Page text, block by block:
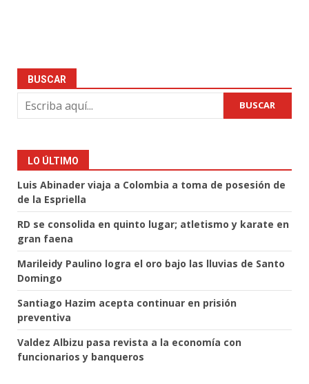
BUSCAR
BUSCAR
LO ÚLTIMO
Luis Abinader viaja a Colombia a toma de posesión de
de la Espriella
RD se consolida en quinto lugar; atletismo y karate en
gran faena
Marileidy Paulino logra el oro bajo las lluvias de Santo
Domingo
Santiago Hazim acepta continuar en prisión
preventiva
Valdez Albizu pasa revista a la economía con
funcionarios y banqueros